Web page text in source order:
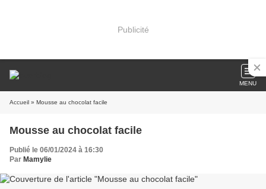
Publicité
MENU
Accueil » Mousse au chocolat facile
Mousse au chocolat facile
Publié le 06/01/2024 à 16:30
Par Mamylie